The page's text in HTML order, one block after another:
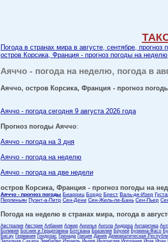
Погода в странах мира в августе, сентябре, прогноз
остров Корсика, Франция - прогноз погоды на
Аяччо - погода на неделю, погода в
Аяччо, остров Корсика, Франция - прогноз
Аяччо - погода сегодня 9 августа 2026 года
Прогноз погоды Аяччо:
Аяччо - погода на 3 дня
Аяччо - погода на неделю
Аяччо - погода на две недели
остров Корсика, Франция - прогноз погоды на
Аяччо - прогноз погоды Биарриц Бордо Брест Валь-де-Изер
Перпиньян Пуэнт-а-Питр Сен-Дени Сен-Жиль-ле-Бань Сен-Пьер
Погода на неделю в странах мира, погода в
Австралия Австрия Албания Алжир Ангилья Ангола Андорра Антарктика
Боливия Босния и Герцеговина Ботсвана Бразилия Бруней Буркина-Фасо
Бисау Германия Гондурас Гренада Греция Дания Демократическая
Западная Сахара Зимбабве Израиль Индия Индонезия Иордания Ирак Иран